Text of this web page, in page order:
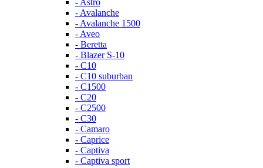
- Astro
- Avalanche
- Avalanche 1500
- Aveo
- Beretta
- Blazer S-10
- C10
- C10 suburban
- C1500
- C20
- C2500
- C30
- Camaro
- Caprice
- Captiva
- Captiva sport